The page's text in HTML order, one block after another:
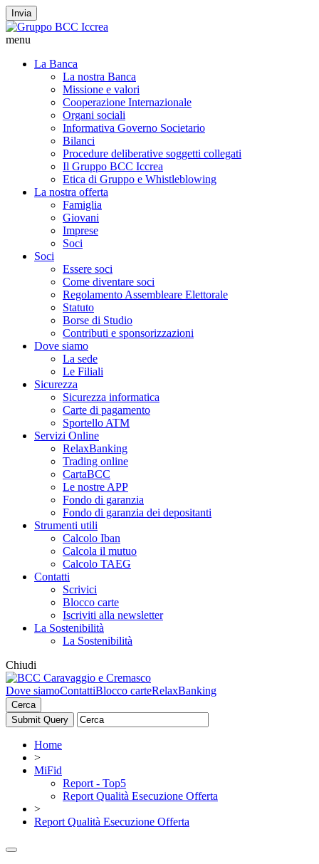
Invia
menu
La Banca
La nostra Banca
Missione e valori
Cooperazione Internazionale
Organi sociali
Informativa Governo Societario
Bilanci
Procedure deliberative soggetti collegati
Il Gruppo BCC Iccrea
Etica di Gruppo e Whistleblowing
La nostra offerta
Famiglia
Giovani
Imprese
Soci
Soci
Essere soci
Come diventare soci
Regolamento Assembleare Elettorale
Statuto
Borse di Studio
Contributi e sponsorizzazioni
Dove siamo
La sede
Le Filiali
Sicurezza
Sicurezza informatica
Carte di pagamento
Sportello ATM
Servizi Online
RelaxBanking
Trading online
CartaBCC
Le nostre APP
Fondo di garanzia
Fondo di garanzia dei depositanti
Strumenti utili
Calcolo Iban
Calcola il mutuo
Calcolo TAEG
Contatti
Scrivici
Blocco carte
Iscriviti alla newsletter
La Sostenibilità
La Sostenibilità
Chiudi
Dove siamoContattiBlocco carteRelaxBanking
Cerca
Home
>
MiFid
Report - Top5
Report Qualità Esecuzione Offerta
>
Report Qualità Esecuzione Offerta